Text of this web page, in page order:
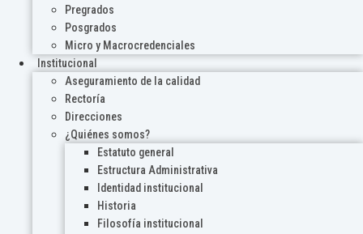
Pregrados
Posgrados
Micro y Macrocredenciales
Institucional
Aseguramiento de la calidad
Rectoría
Direcciones
¿Quiénes somos?
Estatuto general
Estructura Administrativa
Identidad institucional
Historia
Filosofía institucional